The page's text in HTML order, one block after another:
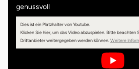
genussvoll
Dies ist ein Platzhalter von Youtube.
Klicken Sie hier, um das Video abzuspielen. Bitte beachten
Drittanbieter weitergegeben werden können. Weitere